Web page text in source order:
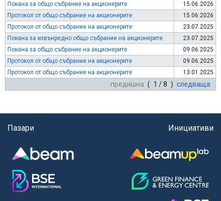
Покана за общо събрание на акционерите
15.06.2026
Протокол от общо събрание на акционерите
15.06.2026
Протокол от общо събрание на акционерите
23.07.2025
Покана за извънредно общо събрание на акционерите
23.07.2025
Покана за общо събрание на акционерите
09.06.2025
Протокол от общо събрание на акционерите
09.06.2025
Протокол от общо събрание на акционерите
13.01.2025
предишна ( 1 / 8 ) следваща
Пазари Инициативи